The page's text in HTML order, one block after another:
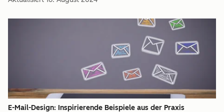
E-Mail-Design: Inspirierende Beispiele aus der Praxis